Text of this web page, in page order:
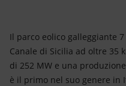
Il parco eolico galleggiante
Canale di Sicilia ad oltre 35
di 252 MW e una
è il primo nel suo genere in